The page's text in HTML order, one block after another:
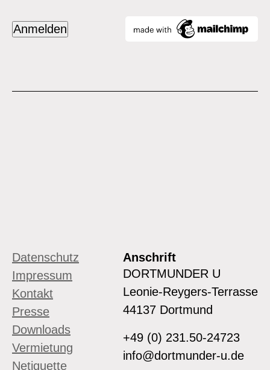
Datenschutz
Impressum
Kontakt
Presse
Downloads
Vermietung
Netiquette
Anschrift
DORTMUNDER U
Leonie-Reygers-Terrasse
44137 Dortmund
+49 (0) 231.50-24723
info@dortmunder-u.de